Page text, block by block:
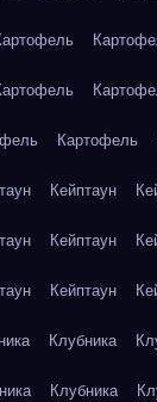
Картофель
Кейптаун
Кейптаун
Кейптаун
Клубника
Клубника